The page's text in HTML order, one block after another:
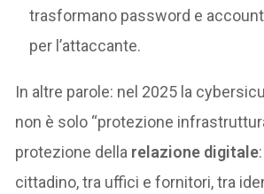
trasformano password e account
per l’attaccante.
In altre parole: nel 2025 la
non è solo “protezione
protezione della relazione digitale
cittadino, tra uffici e fornitori, tra